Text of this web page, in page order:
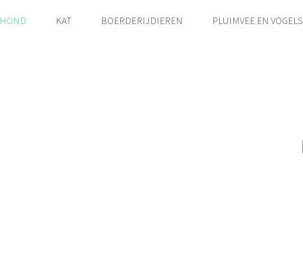
HOND KAT BOERDERIJDIEREN PLUIMVEE EN VOGELS